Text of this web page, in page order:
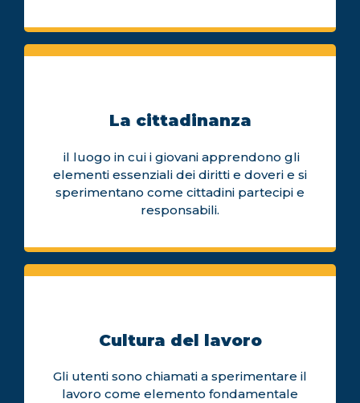
La cittadinanza
il luogo in cui i giovani apprendono gli
elementi essenziali dei diritti e doveri e si
sperimentano come cittadini partecipi e
responsabili.
Cultura del lavoro
Gli utenti sono chiamati a sperimentare il
lavoro come elemento fondamentale